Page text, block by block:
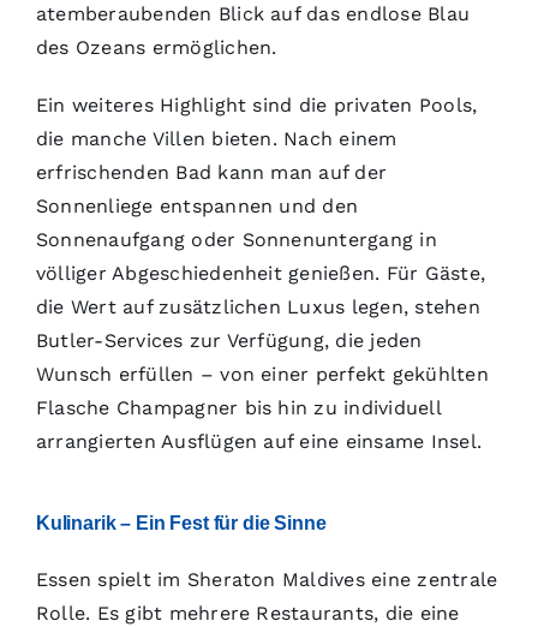
atemberaubenden Blick auf das endlose Blau
des Ozeans ermöglichen.
Ein weiteres Highlight sind die privaten Pools,
die manche Villen bieten. Nach einem
erfrischenden Bad kann man auf der
Sonnenliege entspannen und den
Sonnenaufgang oder Sonnenuntergang in
völliger Abgeschiedenheit genießen. Für Gäste,
die Wert auf zusätzlichen Luxus legen, stehen
Butler-Services zur Verfügung, die jeden
Wunsch erfüllen – von einer perfekt gekühlten
Flasche Champagner bis hin zu individuell
arrangierten Ausflügen auf eine einsame Insel.
Kulinarik – Ein Fest für die Sinne
Essen spielt im Sheraton Maldives eine zentrale
Rolle. Es gibt mehrere Restaurants, die eine